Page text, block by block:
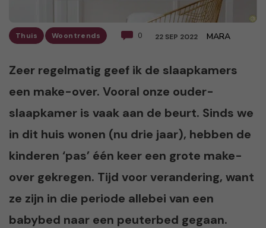
Thuis Woontrends 0 22 SEP 2022 MARA
Zeer regelmatig geef ik de slaapkamers
een make-over. Vooral onze ouder-
slaapkamer is vaak aan de beurt. Sinds we
in dit huis wonen (nu drie jaar), hebben de
kinderen ‘pas’ één keer een grote make-
over gekregen. Tijd voor verandering, want
ze zijn in die periode allebei van een
babybed naar een peuterbed gegaan.